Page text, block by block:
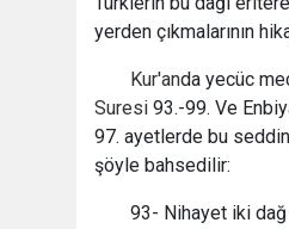
yerden çıkmalarının
Kur'anda yecüc
Suresi 93.-99. Ve
97. ayetlerde bu seddin
şöyle bahsedilir:
93- Nihayet iki dağ